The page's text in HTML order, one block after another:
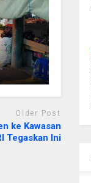
Older Post
ke Kawasan
Tegaskan Ini